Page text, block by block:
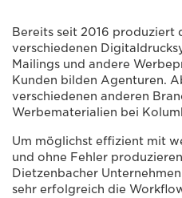
Bereits seit 2016 produziert
verschiedenen
Mailings und andere
Kunden bilden Agenturen.
verschiedenen anderen
Werbematerialien bei
Um möglichst effizient mit
und ohne Fehler
Dietzenbacher
sehr erfolgreich die